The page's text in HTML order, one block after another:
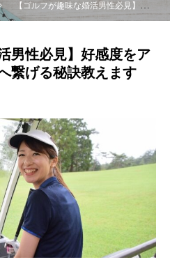
【ゴルフが趣味な婚活男性必見】好感度をアップさせて真剣交際へ繋げる秘訣教えます
男性必見】好感度をア
繋げる秘訣教えます